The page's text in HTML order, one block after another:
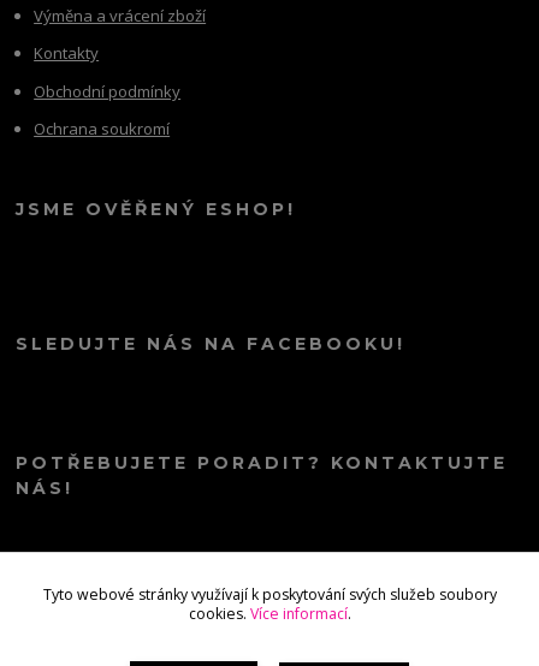
Výměna a vrácení zboží
Kontakty
Obchodní podmínky
Ochrana soukromí
JSME OVĚŘENÝ ESHOP!
SLEDUJTE NÁS NA FACEBOOKU!
POTŘEBUJETE PORADIT? KONTAKTUJTE
NÁS!
Tyto webové stránky využívají k poskytování svých služeb soubory
cookies. Více informací.